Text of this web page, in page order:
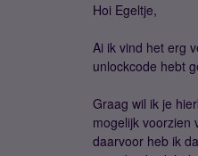
Hoi Egeltje,
Ai ik vind het erg
unlockcode hebt
Graag wil ik je
mogelijk voorzien
daarvoor heb ik